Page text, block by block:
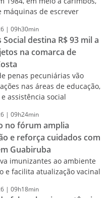
máquinas de escrever
| 09h30min
Social destina R$ 93 mil a
na comarca de
penas pecuniárias vão
nas áreas de educação,
assistência social
| 09h24min
no fórum amplia
e reforça cuidados com
Guabiruba
imunizantes ao ambiente
e facilita atualização vacinal
| 09h18min